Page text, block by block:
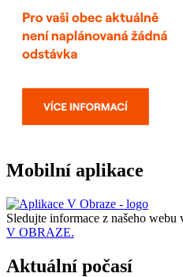
Mobilní aplikace
Sledujte informace z našeho webu
V OBRAZE.
Aktuální počasí